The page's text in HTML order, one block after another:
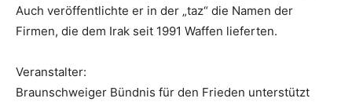
Auch veröffentlichte er in der „taz“ die Namen der
Firmen, die dem Irak seit 1991 Waffen lieferten.
Veranstalter:
Braunschweiger Bündnis für den Frieden unterstützt